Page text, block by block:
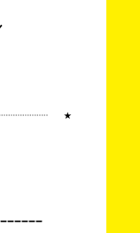
⋆
ｰｰｰｰｰ